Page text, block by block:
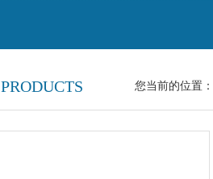
PRODUCTS 您当前的位置：